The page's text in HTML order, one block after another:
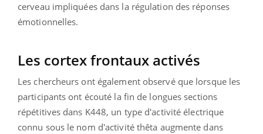
cerveau impliquées dans la régulation des réponses
émotionnelles.
Les cortex frontaux activés
Les chercheurs ont également observé que lorsque les
participants ont écouté la fin de longues sections
répétitives dans K448, un type d'activité électrique
connu sous le nom d'activité thêta augmente dans